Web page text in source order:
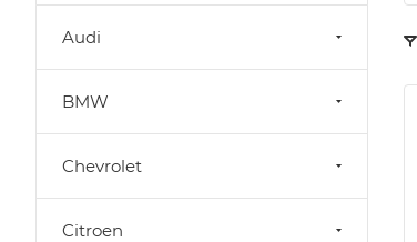
Audi
BMW
Chevrolet
Citroen